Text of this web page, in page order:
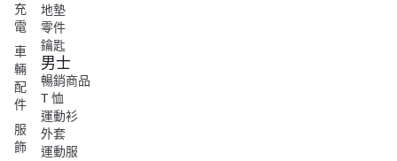
充
電
車
輛
配
件
服
飾
地墊
零件
鑰匙
男士
暢銷商品
T 恤
運動衫
外套
運動服